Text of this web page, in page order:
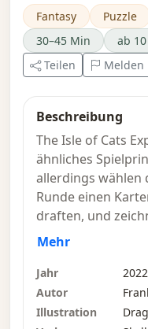
Fantasy Puzzle
30–45 Min
ab 10
Teilen
Melden
Beschreibung
The Isle of Cats
ähnliches
allerdings wählen
Runde einen
draften, und
Entdeckungen auf
6 Spieler, das sich
oder zum
Mehr
Jahr
2022
Autor
Illustration